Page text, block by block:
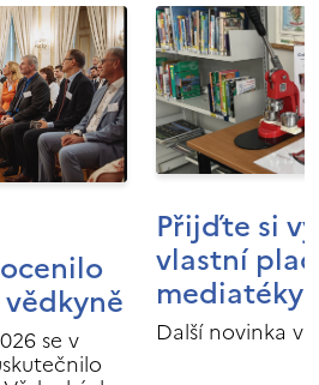
se v
Přijďte si
vlastní
mediatéky
Další novinka v